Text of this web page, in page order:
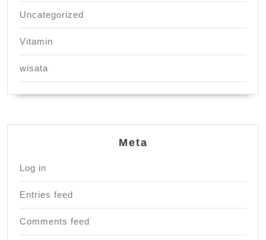
Uncategorized
Vitamin
wisata
Meta
Log in
Entries feed
Comments feed